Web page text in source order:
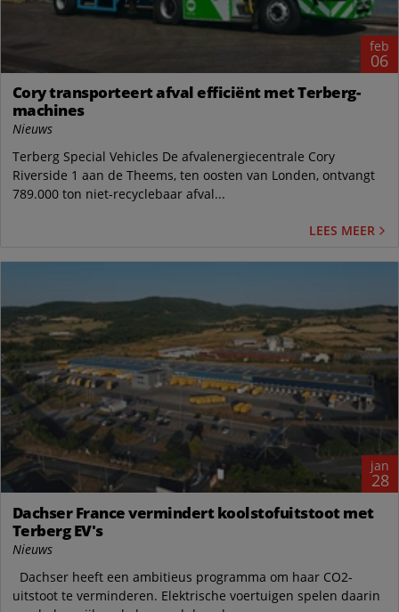
feb
06
Cory transporteert afval efficiënt met Terberg-
machines
Nieuws
Terberg Special Vehicles De afvalenergiecentrale Cory
Riverside 1 aan de Theems, ten oosten van Londen, ontvangt
789.000 ton niet-recyclebaar afval...
LEES MEER
jan
28
Dachser France vermindert koolstofuitstoot met
Terberg EV's
Nieuws
Dachser heeft een ambitieus programma om haar CO2-
uitstoot te verminderen. Elektrische voertuigen spelen daarin